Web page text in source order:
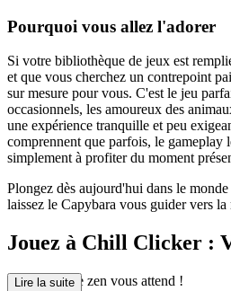
Pourquoi vous allez l'adorer
Si votre bibliothèque de jeux est
et que vous cherchez un contrepoint
sur mesure pour vous. C'est le jeu
occasionnels, les amoureux des
une expérience tranquille et peu
comprennent que parfois, le gameplay
simplement à profiter du moment
Plongez dès aujourd'hui dans le
laissez le Capybara vous guider vers
Jouez à Chill Clicker :
uotidienne de zen vous attend !
Lire la suite